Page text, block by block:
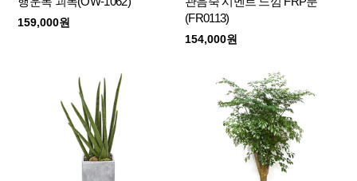
159,000원
(FR0113)
154,000원